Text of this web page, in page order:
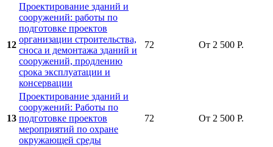
12
Проектирование зданий и
сооружений: работы по
подготовке проектов
организации строительства,
сноса и демонтажа зданий и
сооружений, продлению
срока эксплуатации и
консервации
72 От 2 500 Р.
13
Проектирование зданий и
сооружений: Работы по
подготовке проектов
мероприятий по охране
окружающей среды
72 От 2 500 Р.